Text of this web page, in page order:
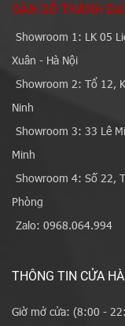
SÀN GỖ THÀNH
Showroom 1: LK 05
Xuân - Hà Nội
Showroom 2: Tổ 12,
Ninh
Showroom 3: 33 Lê
Minh
Showroom 4: Số 22,
Phòng
Zalo: 0968.064.994
THÔNG TIN CỬA
Giờ mở cửa: (8:00 -